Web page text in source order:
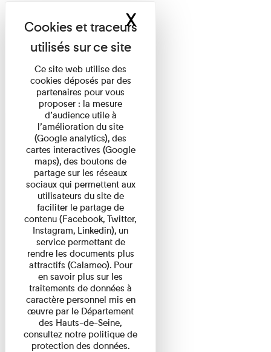
Ce site web utilise des
cookies déposés par des
partenaires pour vous
proposer : la mesure
d’audience utile à
l’amélioration du site
(Google analytics), des
cartes interactives (Google
maps), des boutons de
partage sur les réseaux
sociaux qui permettent aux
utilisateurs du site de
faciliter le partage de
contenu (Facebook, Twitter,
Instagram, Linkedin), un
service permettant de
rendre les documents plus
attractifs (Calameo). Pour
en savoir plus sur les
traitements de données à
caractère personnel mis en
œuvre par le Département
des Hauts-de-Seine,
consultez notre politique de
protection des données.
XMasquer le